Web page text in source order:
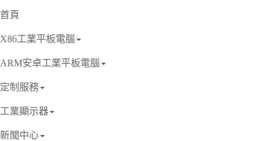
首頁
X86工業平板電腦
ARM安卓工業平板電腦
定制服務
工業顯示器
新聞中心